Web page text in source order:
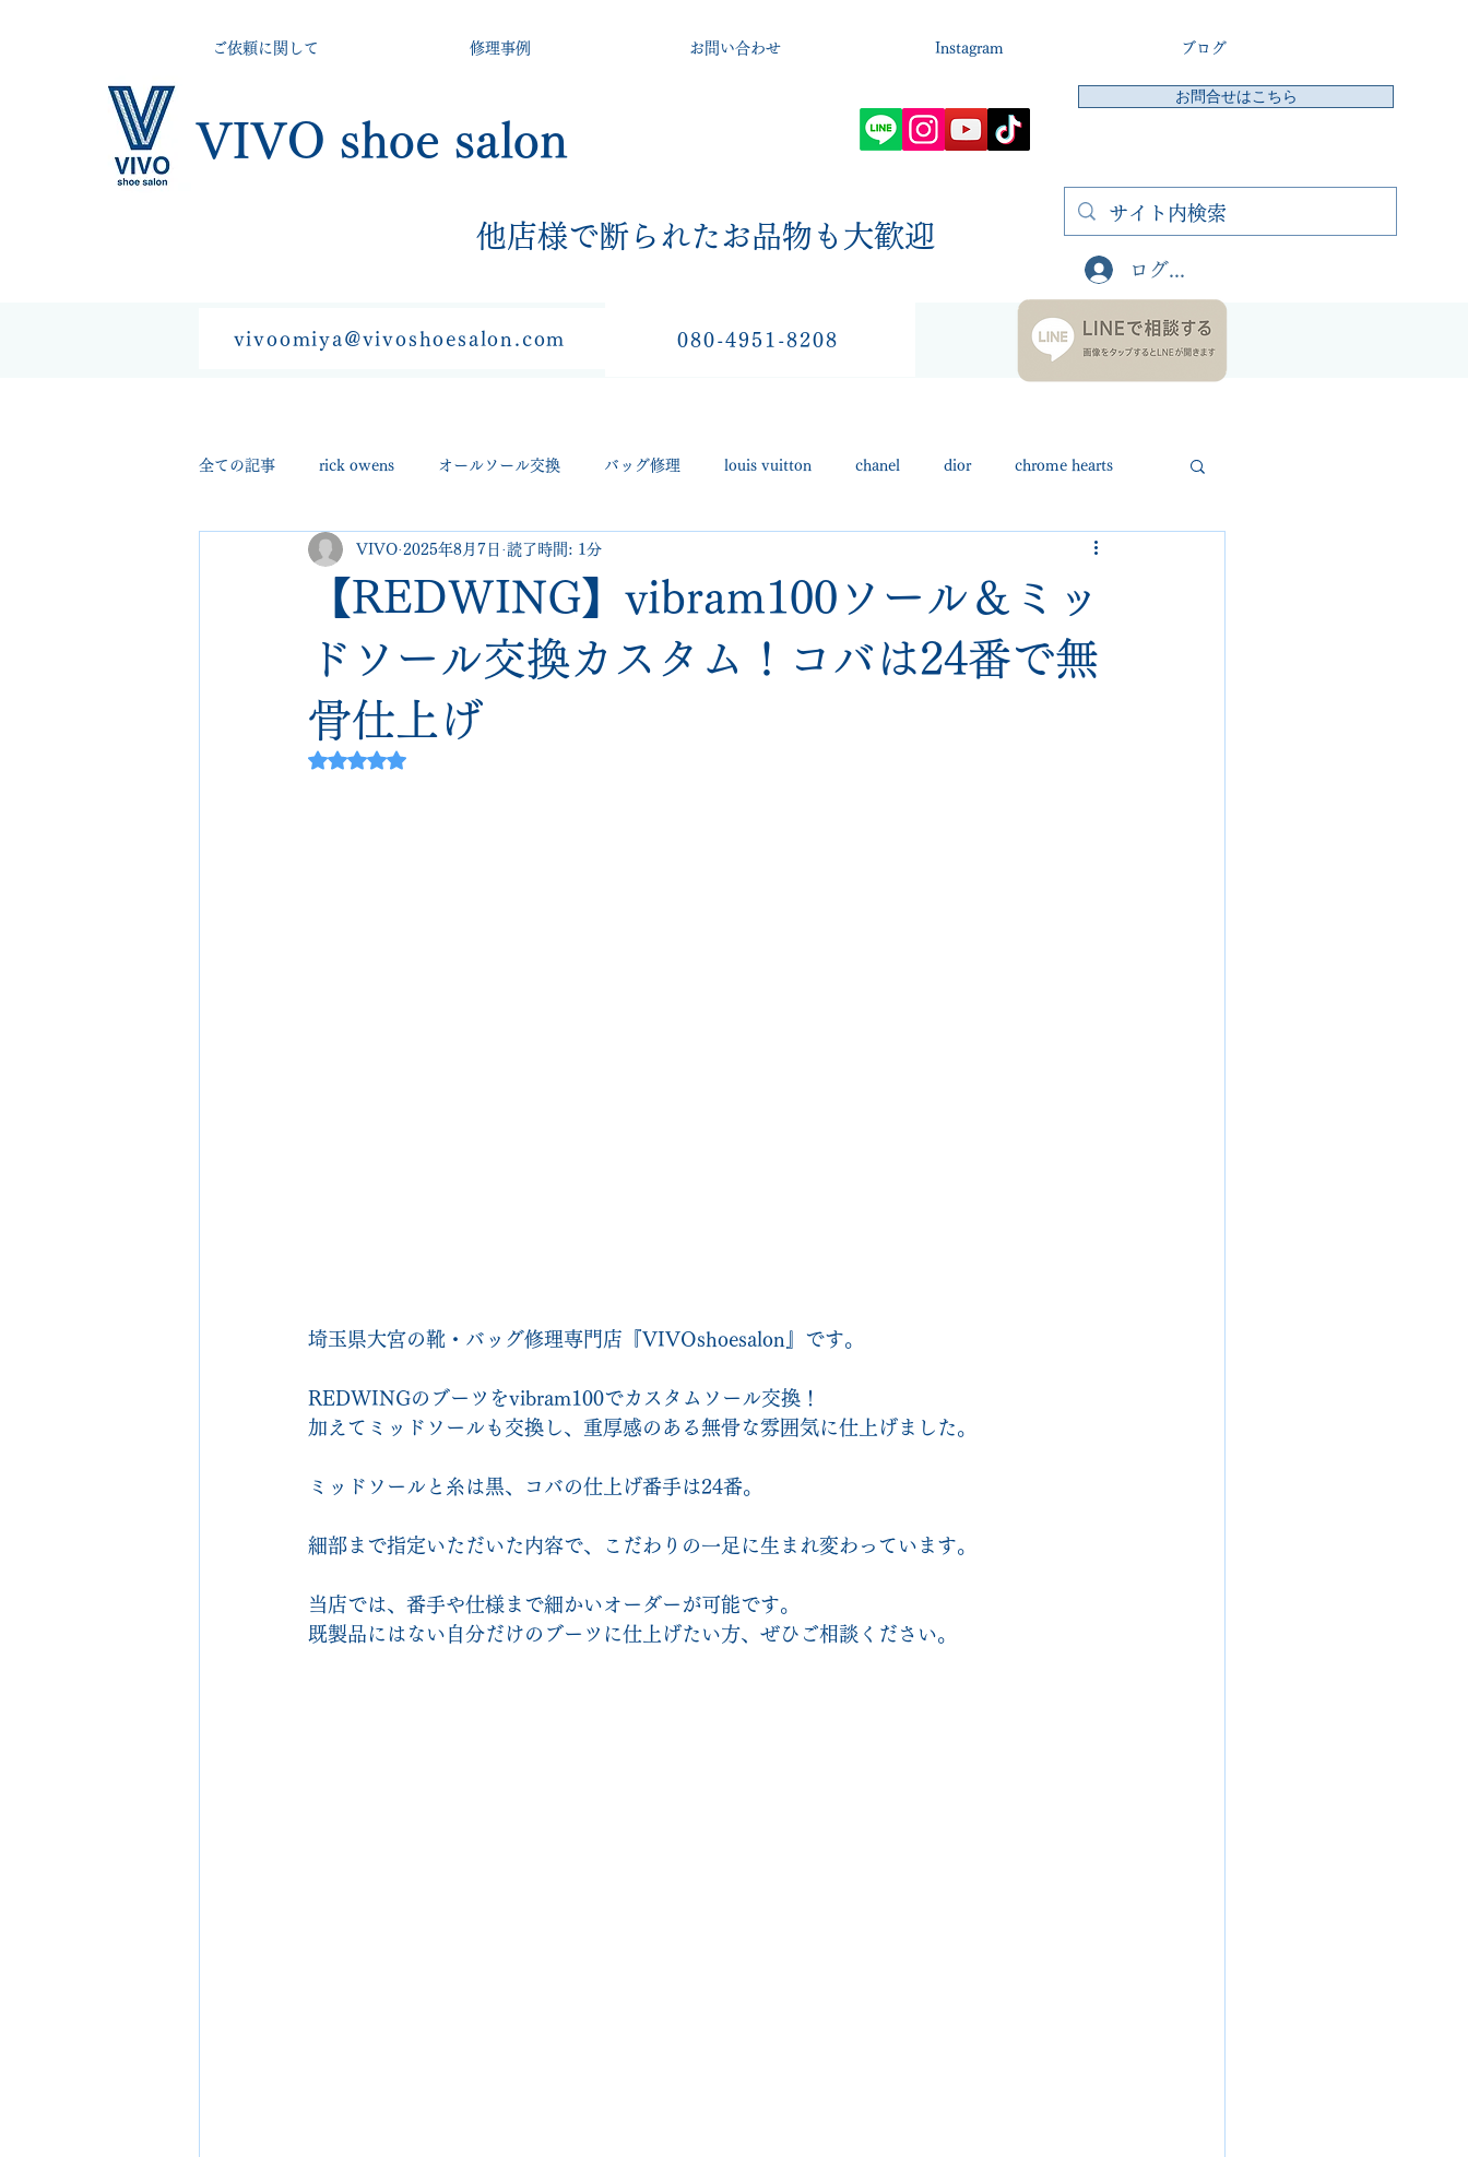
VIVO shoe salon
​他店様で断られたお品物も大歓迎
お問合せはこちら
ログイン
ご依頼に関して 修理事例 お問い合わせ Instagram ブログ
vivoomiya@vivoshoesalon.com 080-4951-8208
全ての記事 rick owens オールソール交換 バッグ修理 louis vuitton chanel dior chrome hearts
george cleverley Christian louboutin allen edmonds
new balance クリーニング•撥水コーティング ハーフラバー • ヒール交換等 nike
edward green
【REDWING】vibram100ソール＆ミッ
ドソール交換カスタム！コバは24番で無
骨仕上げ
VIVO 2025年8月7日 読了時間: 1分
5つ星のうちNaNと評価されています。
埼玉県大宮の靴・バッグ修理専門店『VIVOshoesalon』です。
REDWINGのブーツをvibram100でカスタムソール交換！
加えてミッドソールも交換し、重厚感のある無骨な雰囲気に仕上げました。
ミッドソールと糸は黒、コバの仕上げ番手は24番。
細部まで指定いただいた内容で、こだわりの一足に生まれ変わっています。
当店では、番手や仕様まで細かいオーダーが可能です。
既製品にはない自分だけのブーツに仕上げたい方、ぜひご相談ください。